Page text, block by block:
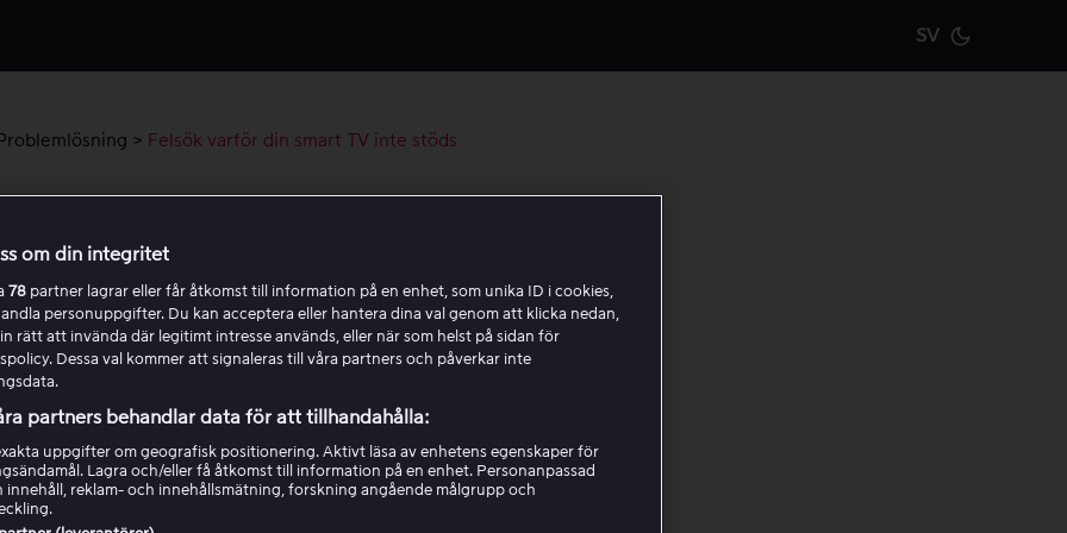
SV
Problemlösning > Felsök varför din smart TV inte stöds
från Samsung, LG och Philips. Det betyder att vi inte officiellt
enheter, men tjänsten kan fortfarande fungera.
påverkas visas ett meddelande i Viaplay-appen när du öppnar
TV, med information om att enheten inte längre stöds.
modeller
om din integritet
78 partner lagrar eller får åtkomst till information på en enhet, som unika ID i cookies,
personuppgifter. Du kan acceptera eller hantera dina val genom att klicka nedan,
rätt att invända där legitimt intresse används, eller när som helst på sidan för
Dessa val kommer att signaleras till våra partners och påverkar inte
partners behandlar data för att tillhandahålla:
uppgifter om geografisk positionering. Aktivt läsa av enhetens egenskaper för
Lagra och/eller få åtkomst till information på en enhet. Personanpassad
innehåll, reklam- och innehållsmätning, forskning angående målgrupp och